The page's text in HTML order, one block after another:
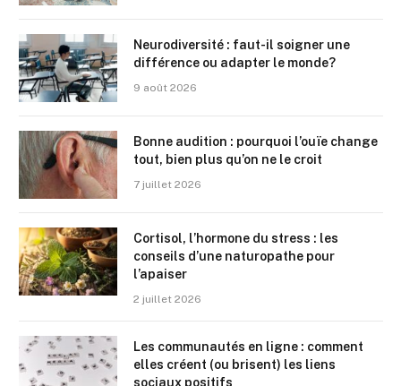
Neurodiversité : faut-il soigner une
différence ou adapter le monde?
9 août 2026
Bonne audition : pourquoi l’ouïe change
tout, bien plus qu’on ne le croit
7 juillet 2026
Cortisol, l’hormone du stress : les
conseils d’une naturopathe pour
l’apaiser
2 juillet 2026
Les communautés en ligne : comment
elles créent (ou brisent) les liens
sociaux positifs